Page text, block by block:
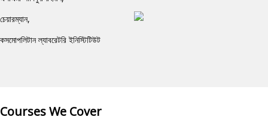
চেয়ারম্যান,
কসমোপলিটান ল্যাবরেটরি ইনিস্টিটিউট
Courses We Cover